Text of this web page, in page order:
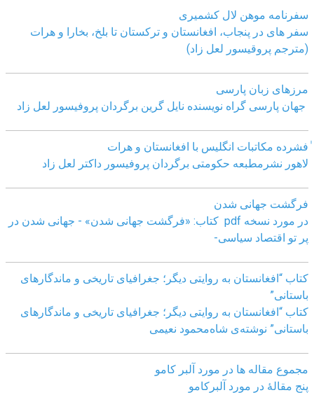
سفرنامه موهن لال کشمیری
سفر های در پنجاب، افغانستان و ترکستان تا بلخ، بخارا و هرات
(مترجم پروقیسور لعل زاد)
مرزهای زبان پارسی
جهان پارسی گراه نویسنده نایل گرین برگردان پروفیسور لعل زاد
ٰفشرده مکاتبات انگلیس با افغانستان و هرات
لاهور نشرمطبعه حکومتی برگردان پروفیسور داکتر لعل زاد
فرگشت جهانی شدن
در مورد نسخه pdf کتاب: «فرگشت جهانی شدن» - جهانی شدن در
پر تو اقتصاد سیاسی-
کتاب “افغانستان به روایتی دیگر؛ جغرافیای تاریخی و ماندگارهای
باستانی”
کتاب “افغانستان به روایتی دیگر؛ جغرافیای تاریخی و ماندگارهای
باستانی” نوشته‌ی شاه‌محمود نعیمی
مجموع مقاله ها در مورد آلبر کامو
پنج مقالهٔ در مورد آلبرکامو